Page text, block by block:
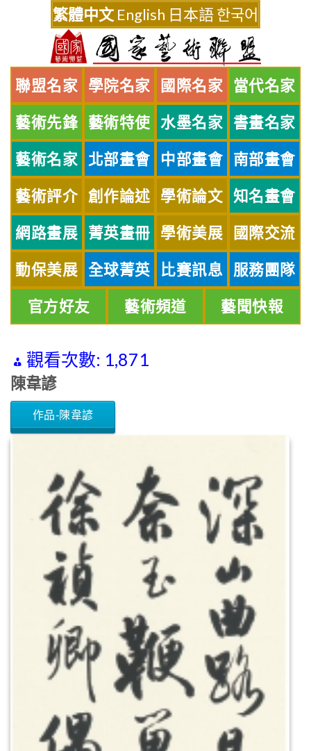
繁體中文 English 日本語한국어
聯盟名家 學院名家 國際名家 當代名家
藝術先鋒 藝術特使 水墨名家 書畫名家
藝術名家 北部畫會 中部畫會 南部畫會
藝術評介 創作論述 學術論文 知名畫會
網路畫展 菁英畫冊 學術美展 國際交流
動保美展 全球菁英 比賽訊息 服務團隊
官方好友 藝術頻道 藝聞快報
觀看次數: 1,871
陳韋諺
作品-陳韋諺